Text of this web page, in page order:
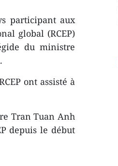
participant aux
global (RCEP)
du ministre
ont assisté à
Tran Tuan Anh
depuis le début